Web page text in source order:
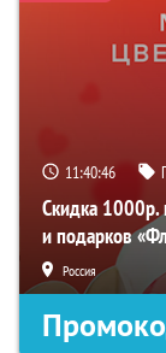
11:40:45
Скидка 1000р.
и подарков
Россия